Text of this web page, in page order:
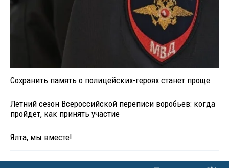
Сохранить память о полицейских-героях станет проще
Летний сезон Всероссийской переписи воробьев: когда
пройдет, как принять участие
Ялта, мы вместе!